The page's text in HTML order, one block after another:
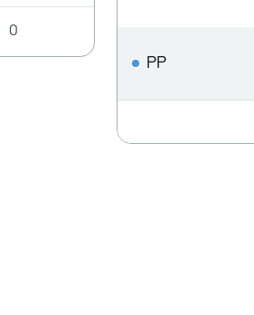
0
PP